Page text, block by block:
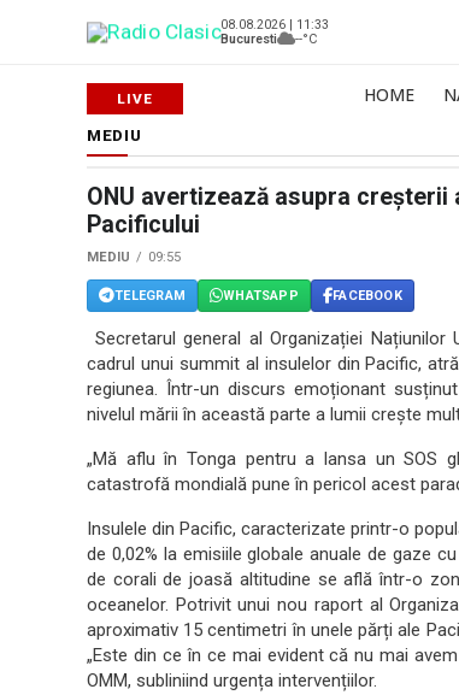
08.08.2026 | 11:33
Bucuresti
--°C
HOME
MEDIU
ONU avertizează asupra
Pacificului
MEDIU 09:55
TELEGRAM WHATSAPP FACEBOOK
Secretarul general al Organizației
cadrul unui summit al insulelor din Pacific,
regiunea. Într-un discurs emoționant
nivelul mării în această parte a lumii crește
„Mă aflu în Tonga pentru a lansa un SOS
catastrofă mondială pune în pericol acest
Insulele din Pacific, caracterizate printr-o
de 0,02% la emisiile globale anuale de gaze
de corali de joasă altitudine se află într-o
oceanelor. Potrivit unui nou raport al
aproximativ 15 centimetri în unele părți ale
„Este din ce în ce mai evident că nu mai
OMM, subliniind urgența intervențiilor.